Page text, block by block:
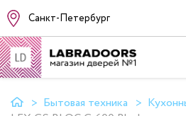
Санкт-Петербург
Бытовая техника